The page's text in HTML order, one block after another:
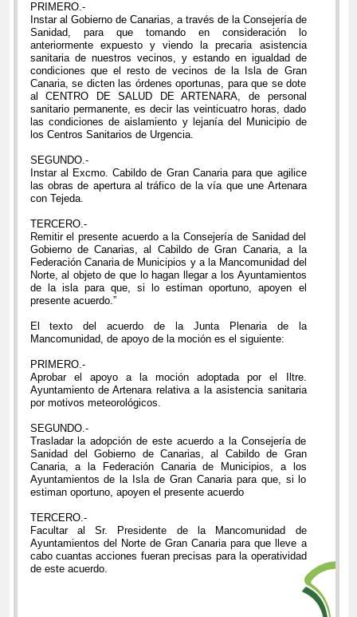
PRIMERO.-
Instar al Gobierno de Canarias, a través de la Consejería de
Sanidad, para que tomando en consideración lo
anteriormente expuesto y viendo la precaria asistencia
sanitaria de nuestros vecinos, y estando en igualdad de
condiciones que el resto de vecinos de la Isla de Gran
Canaria, se dicten las órdenes oportunas, para que se dote
al CENTRO DE SALUD DE ARTENARA, de personal
sanitario permanente, es decir las veinticuatro horas, dado
las condiciones de aislamiento y lejanía del Municipio de
los Centros Sanitarios de Urgencia.
SEGUNDO.-
Instar al Excmo. Cabildo de Gran Canaria para que agilice
las obras de apertura al tráfico de la vía que une Artenara
con Tejeda.
TERCERO.-
Remitir el presente acuerdo a la Consejería de Sanidad del
Gobierno de Canarias, al Cabildo de Gran Canaria, a la
Federación Canaria de Municipios y a la Mancomunidad del
Norte, al objeto de que lo hagan llegar a los Ayuntamientos
de la isla para que, si lo estiman oportuno, apoyen el
presente acuerdo.”
El texto del acuerdo de la Junta Plenaria de la
Mancomunidad, de apoyo de la moción es el siguiente:
PRIMERO.-
Aprobar el apoyo a la moción adoptada por el Iltre.
Ayuntamiento de Artenara relativa a la asistencia sanitaria
por motivos meteorológicos.
SEGUNDO.-
Trasladar la adopción de este acuerdo a la Consejería de
Sanidad del Gobierno de Canarias, al Cabildo de Gran
Canaria, a la Federación Canaria de Municipios, a los
Ayuntamientos de la Isla de Gran Canaria para que, si lo
estiman oportuno, apoyen el presente acuerdo
TERCERO.-
Facultar al Sr. Presidente de la Mancomunidad de
Ayuntamientos del Norte de Gran Canaria para que lleve a
cabo cuantas acciones fueran precisas para la operatividad
de este acuerdo.